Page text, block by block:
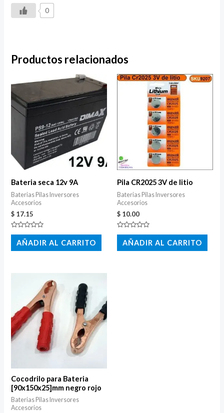
0
Productos relacionados
Bateria seca 12v 9A
Baterias Pilas Inversores
Accesorios
$ 17.15
Valorado
con
de
AÑADIR AL CARRITO
Pila CR2025 3V de litio
Baterias Pilas Inversores
Accesorios
$ 10.00
Valorado
con
de
AÑADIR AL CARRITO
Cocodrilo para Bateria
[90x150x25]mm negro rojo
Baterias Pilas Inversores
Accesorios